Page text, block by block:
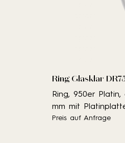
Ring Glasklar
Ring, 950er
mm mit
Preis auf Anfrage